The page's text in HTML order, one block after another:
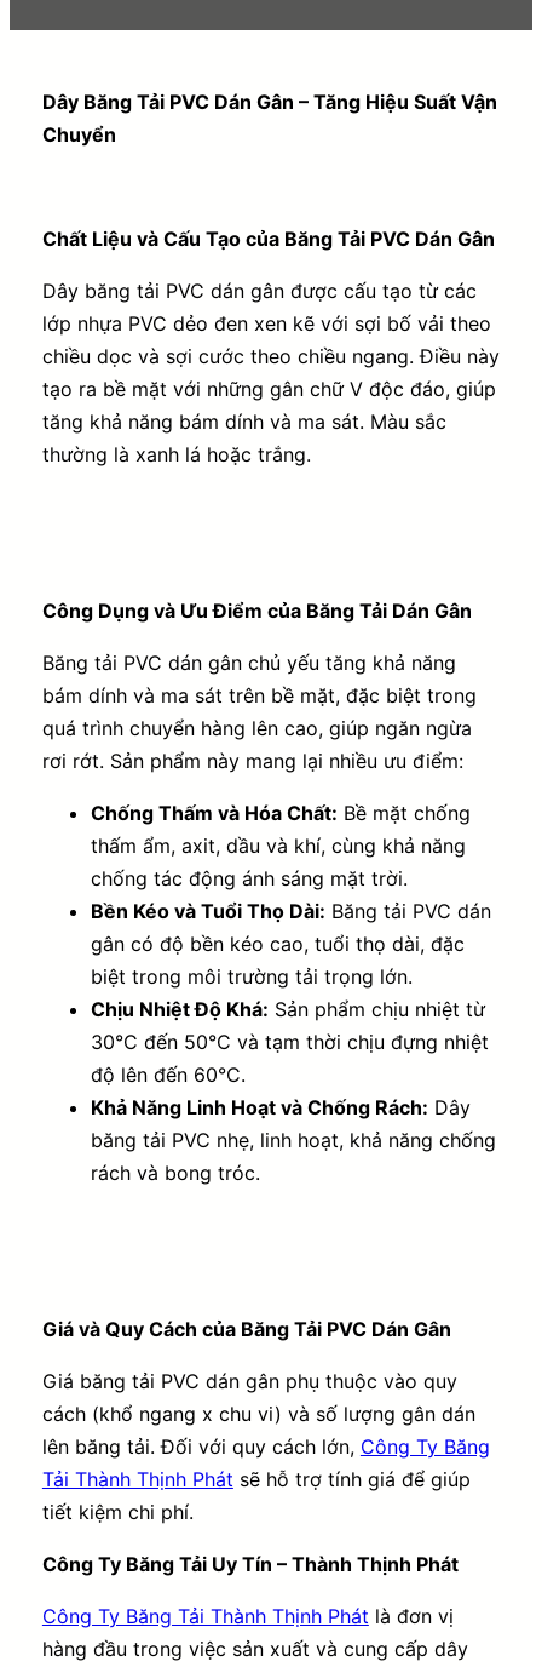
Dây Băng Tải PVC Dán Gân – Tăng Hiệu Suất Vận
Chuyển
Chất Liệu và Cấu Tạo của Băng Tải PVC Dán Gân
Dây băng tải PVC dán gân được cấu tạo từ các
lớp nhựa PVC dẻo đen xen kẽ với sợi bố vải theo
chiều dọc và sợi cước theo chiều ngang. Điều này
tạo ra bề mặt với những gân chữ V độc đáo, giúp
tăng khả năng bám dính và ma sát. Màu sắc
thường là xanh lá hoặc trắng.
Công Dụng và Ưu Điểm của Băng Tải Dán Gân
Băng tải PVC dán gân chủ yếu tăng khả năng
bám dính và ma sát trên bề mặt, đặc biệt trong
quá trình chuyển hàng lên cao, giúp ngăn ngừa
rơi rớt. Sản phẩm này mang lại nhiều ưu điểm:
Chống Thấm và Hóa Chất: Bề mặt chống
thấm ẩm, axit, dầu và khí, cùng khả năng
chống tác động ánh sáng mặt trời.
Bền Kéo và Tuổi Thọ Dài: Băng tải PVC dán
gân có độ bền kéo cao, tuổi thọ dài, đặc
biệt trong môi trường tải trọng lớn.
Chịu Nhiệt Độ Khá: Sản phẩm chịu nhiệt từ
30°C đến 50°C và tạm thời chịu đựng nhiệt
độ lên đến 60°C.
Khả Năng Linh Hoạt và Chống Rách: Dây
băng tải PVC nhẹ, linh hoạt, khả năng chống
rách và bong tróc.
Giá và Quy Cách của Băng Tải PVC Dán Gân
Giá băng tải PVC dán gân phụ thuộc vào quy
cách (khổ ngang x chu vi) và số lượng gân dán
lên băng tải. Đối với quy cách lớn, Công Ty Băng
Tải Thành Thịnh Phát sẽ hỗ trợ tính giá để giúp
tiết kiệm chi phí.
Công Ty Băng Tải Uy Tín – Thành Thịnh Phát
Công Ty Băng Tải Thành Thịnh Phát là đơn vị
hàng đầu trong việc sản xuất và cung cấp dây